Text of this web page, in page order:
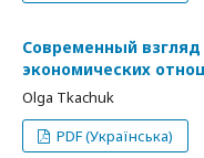
Современный
экономических
Olga Tkachuk
PDF (Українська)